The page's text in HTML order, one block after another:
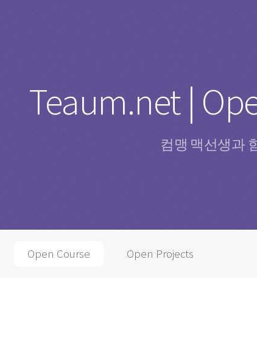
Teaum.net |
컴맹 맥선생과
Open Course Open Projects
스케치북5